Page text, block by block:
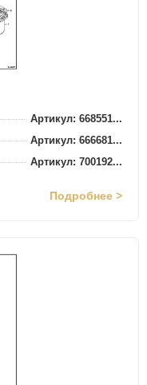
Артикул: 668551...
Артикул: 666681...
Артикул: 700192...
Подробнее >